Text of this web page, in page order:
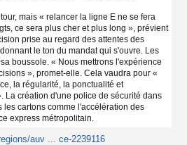
mais « relancer la ligne E ne se fera
ce sera plus cher et plus long », prévient
prise au regard des attentes des
le ton du mandat qui s'ouvre. Les
boussole. « Nous mettrons l'expérience
», promet-elle. Cela vaudra pour «
la régularité, la ponctualité et
La création d'une police de sécurité dans
les cartons comme l'accélération des
express métropolitain.
auv ... ce-2239116